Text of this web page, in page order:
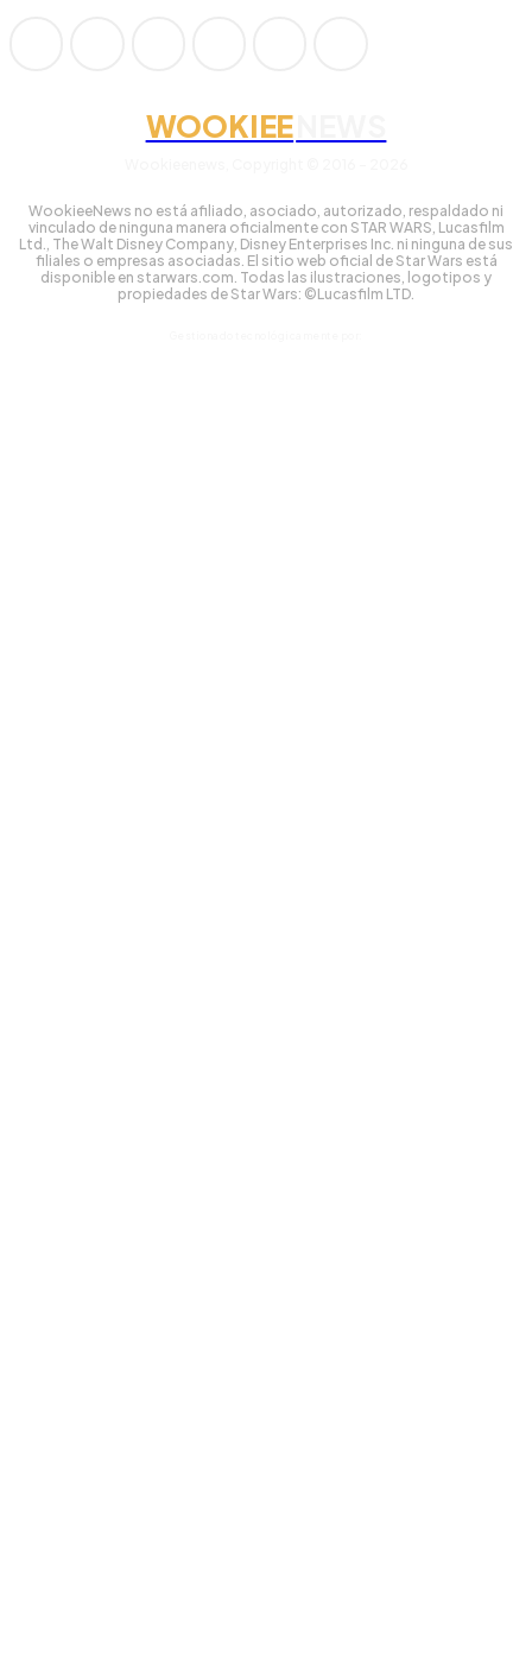
WOOKIEE
WookieeNews no está afiliado, asociado, autorizado, respaldado ni
vinculado de ninguna manera oficialmente con STAR WARS, Lucasfilm
Ltd., The Walt Disney Company, Disney Enterprises Inc. ni ninguna de sus
filiales o empresas asociadas. El sitio web oficial de Star Wars está
disponible en starwars.com. Todas las ilustraciones, logotipos y
propiedades de Star Wars: ©Lucasfilm LTD.